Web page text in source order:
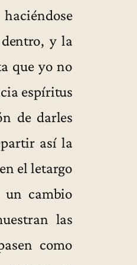
y la
que yo no
espíritus
de darles
así la
el letargo
un cambio
las
como